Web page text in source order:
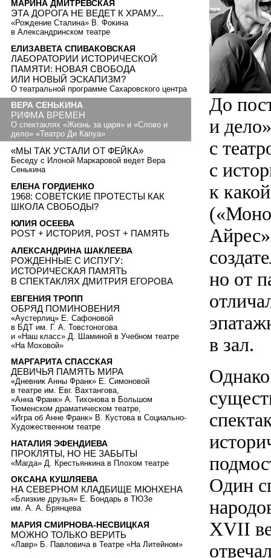
До
и
с
с
к
но от
в зал.
Однако
Один
XVII
МАРИНА ДМИТРЕВСКАЯ
ЭТА ДОРОГА НЕ ВЕДЕТ К ХРАМУ...
«Рождение Сталина» В. Фокина
в Александринском театре
ЕЛИЗАВЕТА СПИВАКОВСКАЯ
ЛАБОРАТОРИИ ИСТОРИЧЕСКОЙ
ПАМЯТИ: НОВАЯ СВОБОДА
ИЛИ НОВЫЙ ЭСКАПИЗМ?
О театральной программе Сахаровского центра
ВЕРА СЕНЬКИНА
РИФМА ВРЕМЕН
О спектаклях «Жизнь за царя» и «Слово и
дело» «Театро Ди Капуа»
«МЫ ТАК УСТАЛИ ОТ ФЕЙКА»
Беседу с Илоной Маркаровой ведет Вера
Сенькина
ЕЛЕНА ГОРДИЕНКО
1968: СОВЕТСКИЕ ПРОТЕСТЫ КАК
ШКОЛА СВОБОДЫ?
ЮЛИЯ ОСЕЕВА
POST + ИСТОРИЯ, POST + ПАМЯТЬ
АЛЕКСАНДРИНА ШАКЛЕЕВА
РОЖДЕННЫЕ С ИСПУГУ:
ИСТОРИЧЕСКАЯ ПАМЯТЬ
В СПЕКТАКЛЯХ ДМИТРИЯ ЕГОРОВА
ЕВГЕНИЯ ТРОПП
ОБРЯД ПОМИНОВЕНИЯ
«Аустерлиц» Е. Сафоновой
в БДТ им. Г. А. Товстоногова
и «Наш класс» Д. Шаминой в Учебном театре
«На Моховой»
МАРГАРИТА СПАССКАЯ
ДЕВИЧЬЯ ПАМЯТЬ МИРА
«Дневник Анны Франк» Е. Симоновой
в театре им. Евг. Вахтангова,
«Анна Франк» А. Тихонова в Большом
Тюменском драматическом театре,
«Игра об Анне Франк» В. Кустова в Социально-
Художественном театре
НАТАЛИЯ ЭФЕНДИЕВА
ПРОКЛЯТЫ, НО НЕ ЗАБЫТЫ
«Магда» Д. Крестьянкина в Плохом театре
ОКСАНА КУШЛЯЕВА
НА СЕВЕРНОМ КЛАДБИЩЕ МЮНХЕНА
«Близкие друзья» Е. Бондарь в ТЮЗе
им. А. А. Брянцева
МАРИЯ СМИРНОВА-НЕСВИЦКАЯ
МОЖНО ТОЛЬКО ВЕРИТЬ
«Лавр» Б. Павловича в Театре «На Литейном»